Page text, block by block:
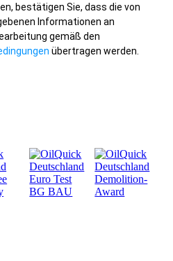
bestätigen Sie, dass die von
Informationen an
gemäß den
übertragen werden.